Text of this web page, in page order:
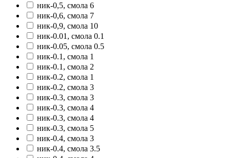
ник-0,5, смола 6
ник-0,6, смола 7
ник-0,9, смола 10
ник-0.01, смола 0.1
ник-0.05, смола 0.5
ник-0.1, смола 1
ник-0.1, смола 2
ник-0.2, смола 1
ник-0.2, смола 3
ник-0.3, смола 3
ник-0.3, смола 4
ник-0.3, смола 4
ник-0.3, смола 5
ник-0.4, смола 3
ник-0.4, смола 3.5